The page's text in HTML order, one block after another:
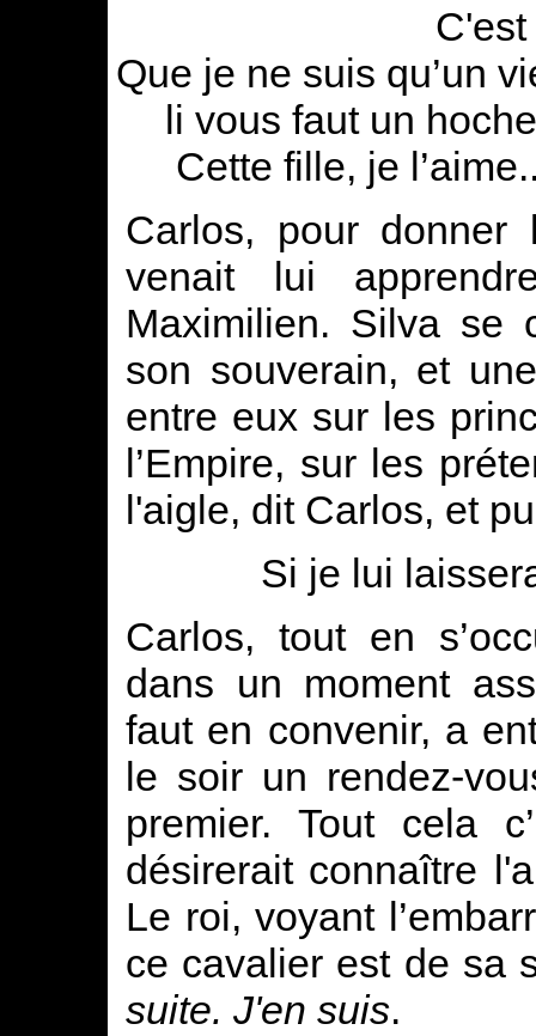
Que je ne suis qu’un
li vous faut un
Cette fille, je
Carlos, pour
venait lui
Maximilien. Silva se
son souverain, et
entre eux sur les
l’Empire, sur les
l'aigle, dit Carlos, et
Si je lui
Carlos, tout en
dans un moment
faut en convenir, a
le soir un rendez-
premier. Tout cela
désirerait connaître
Le roi, voyant
ce cavalier est de sa
suite. J'en suis.